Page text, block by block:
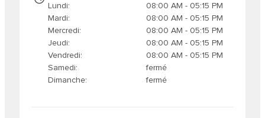
Lundi
08:00 AM - 05:15 PM
Mardi
08:00 AM - 05:15 PM
Mercredi
08:00 AM - 05:15 PM
Jeudi
08:00 AM - 05:15 PM
Vendredi
08:00 AM - 05:15 PM
Samedi
fermé
Dimanche
fermé